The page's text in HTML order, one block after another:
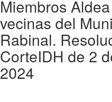
Miembros
vecinas del
Rabinal.
CorteIDH de 2
2024